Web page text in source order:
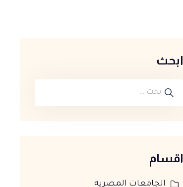
ابحث
اقسام
الجامعات المصرية